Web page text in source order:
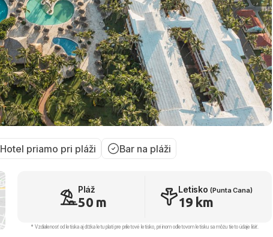
Hotel priamo pri pláži Bar na pláži
Pláž
50 m
Letisko (Punta Cana)
19 km
* Vzdialenosť od letiska aj dľžka letu platí pre príletové letisko, pri inom odletovom letisku sa môžu tieto údaje líšiť.